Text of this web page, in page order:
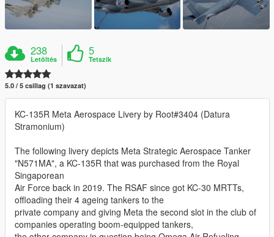
238
Letöltés
5
Tetszik
5.0 / 5 csillag (1 szavazat)
KC-135R Meta Aerospace Livery by Root#3404 (Datura
Stramonium)
The following livery depicts Meta Strategic Aerospace Tanker
"N571MA", a KC-135R that was purchased from the Royal
Singaporean
Air Force back in 2019. The RSAF since got KC-30 MRTTs,
offloading their 4 ageing tankers to the
private company and giving Meta the second slot in the club of
companies operating boom-equipped tankers,